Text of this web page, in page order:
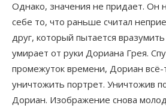
Однако, значения не придает. Он
себе то, что раньше считал
друг, который пытается
умирает от руки Дориана Грея.
промежуток времени, Дориан всё-
уничтожить портрет. Уничтожив
Дориан. Изображение снова